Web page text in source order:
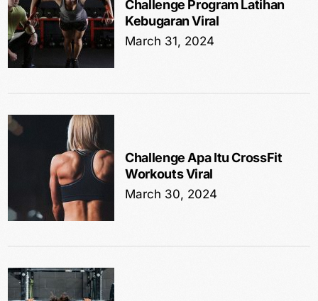
Challenge Program Latihan
Kebugaran Viral
March 31, 2024
Challenge Apa Itu CrossFit
Workouts Viral
March 30, 2024